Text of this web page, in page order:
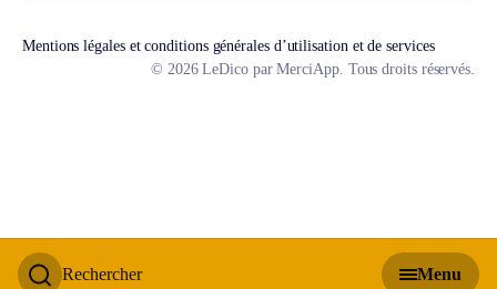
Rechercher Menu
Mentions légales et conditions générales d’utilisation et de services
© 2026 LeDico par MerciApp. Tous droits réservés.